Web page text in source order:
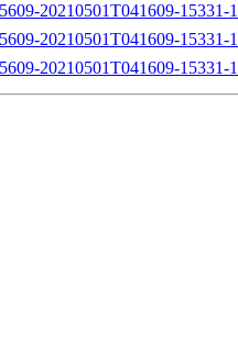
20210501T041609-15331-
20210501T041609-15331-
20210501T041609-15331-